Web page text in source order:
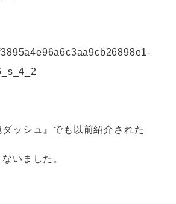
ッシュ』でも以前紹介された
いました。